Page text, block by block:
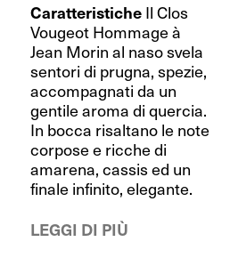
Caratteristiche Il Clos
Vougeot Hommage à
Jean Morin al naso svela
sentori di prugna, spezie,
accompagnati da un
gentile aroma di quercia.
In bocca risaltano le note
corpose e ricche di
amarena, cassis ed un
finale infinito, elegante.
LEGGI DI PIÙ